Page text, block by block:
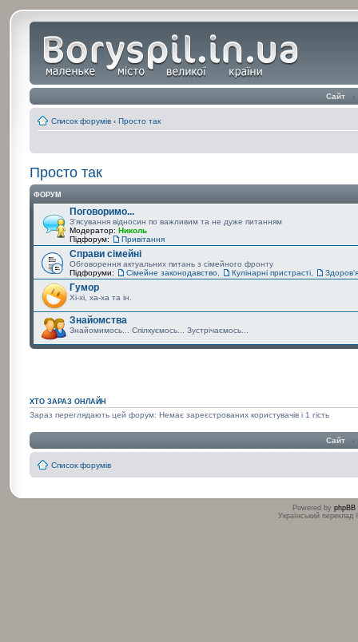
Сайт ‹
Список форумів ‹ Просто так
Просто так
ФОРУМ
Поговоримо...
З'ясування відносин по важливим та не дуже питанням
Модератор: Николь
Підфорум:
Привітання
Справи сімейні
Обговорення актуальних питань з сімейного фронту
Підфоруми:
Сімейне законодавство, Кулінарні пристрасті,
Гумор
Хі-хі, ха-ха та ін.
Знайомства
Знайомимось... Спілкуємось... Зустрічаємось...
ХТО ЗАРАЗ ОНЛАЙН
Зараз переглядають цей форум: Немає зареєстрованих користувачів і 1 гість
Сайт ‹
Список форумів
Powered by phpBB
Український